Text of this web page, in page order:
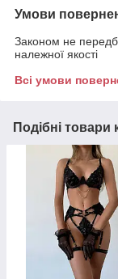
Умови
Законом не
належної якості
Всі умови
Подібні товари